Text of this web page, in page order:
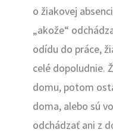
o žiakovej
„akože“
odídu do práce,
celé dopoludnie.
domu, potom
doma, alebo sú
odchádzať ani z